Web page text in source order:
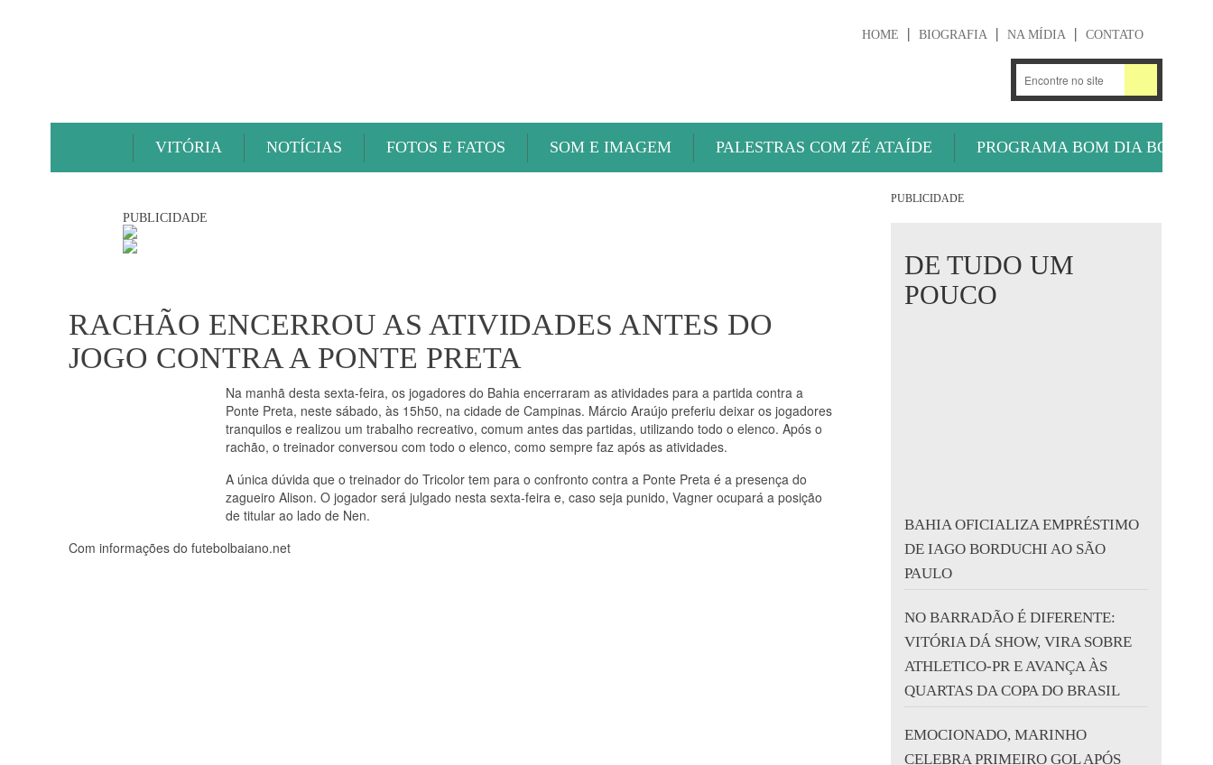
HOME BIOGRAFIA NA MÍDIA CONTATO
VITÓRIA NOTÍCIAS FOTOS E FATOS SOM E IMAGEM PALESTRAS COM ZÉ ATAÍDE PROGRAMA BOM DIA BOLA
PUBLICIDADE
RACHÃO ENCERROU AS ATIVIDADES ANTES DO
JOGO CONTRA A PONTE PRETA
Na manhã desta sexta-feira, os jogadores do Bahia encerraram as atividades para a partida contra a
Ponte Preta, neste sábado, às 15h50, na cidade de Campinas. Márcio Araújo preferiu deixar os jogadores
tranquilos e realizou um trabalho recreativo, comum antes das partidas, utilizando todo o elenco. Após o
rachão, o treinador conversou com todo o elenco, como sempre faz após as atividades.
A única dúvida que o treinador do Tricolor tem para o confronto contra a Ponte Preta é a presença do
zagueiro Alison. O jogador será julgado nesta sexta-feira e, caso seja punido, Vagner ocupará a posição
de titular ao lado de Nen.
Com informações do futebolbaiano.net
PUBLICIDADE
DE TUDO UM
POUCO
BAHIA OFICIALIZA EMPRÉSTIMO
DE IAGO BORDUCHI AO SÃO
PAULO
NO BARRADÃO É DIFERENTE:
VITÓRIA DÁ SHOW, VIRA SOBRE
ATHLETICO-PR E AVANÇA ÀS
QUARTAS DA COPA DO BRASIL
EMOCIONADO, MARINHO
CELEBRA PRIMEIRO GOL APÓS